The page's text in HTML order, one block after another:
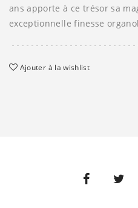
ans apporte à ce trésor sa
exceptionnelle finesse
Ajouter à la wishlist